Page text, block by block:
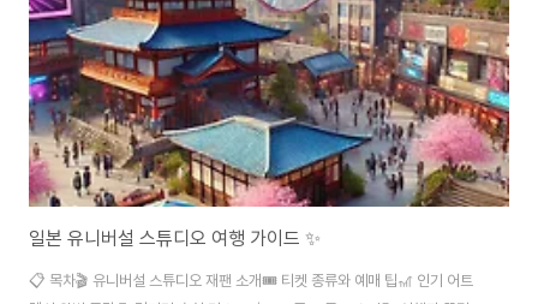
의 매력과 여행 배경오사카는 예로부터 일본의 상업 중심지로 자리 잡았어요.
에도 시대에는..
일본 유니버설 스튜디오 여행 가이드 ✨
📋 목차🎬 유니버설 스튜디오 재팬 소개🎟️ 티켓 종류와 예매 팁🎢 인기 어트